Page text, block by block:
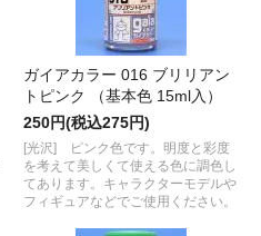
ガイアカラー 016 ブリリアン
トピンク （基本色 15ml入）
250円(税込275円)
[光沢] ピンク色です。明度と彩度
を考えて美しくて使える色に調色し
てあります。キャラクターモデルや
フィギュアなどでご使用ください。